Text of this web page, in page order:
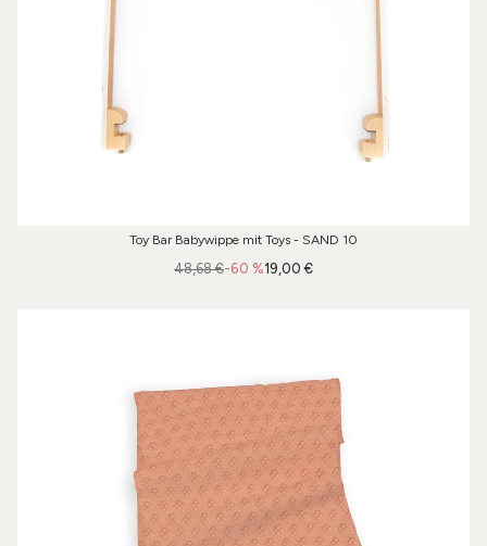
Toy Bar Babywippe mit Toys - SAND 10
-60 %
48,68 € 19,00 €